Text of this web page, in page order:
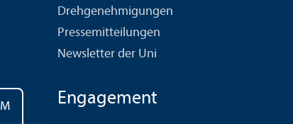
Drehgenehmigungen
Pressemitteilungen
Newsletter der Uni
Engagement